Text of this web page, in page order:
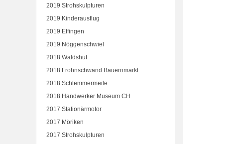
2019 Strohskulpturen
2019 Kinderausflug
2019 Effingen
2019 Nöggenschwiel
2018 Waldshut
2018 Frohnschwand Bauernmarkt
2018 Schlemmermeile
2018 Handwerker Museum CH
2017 Stationärmotor
2017 Möriken
2017 Strohskulpturen